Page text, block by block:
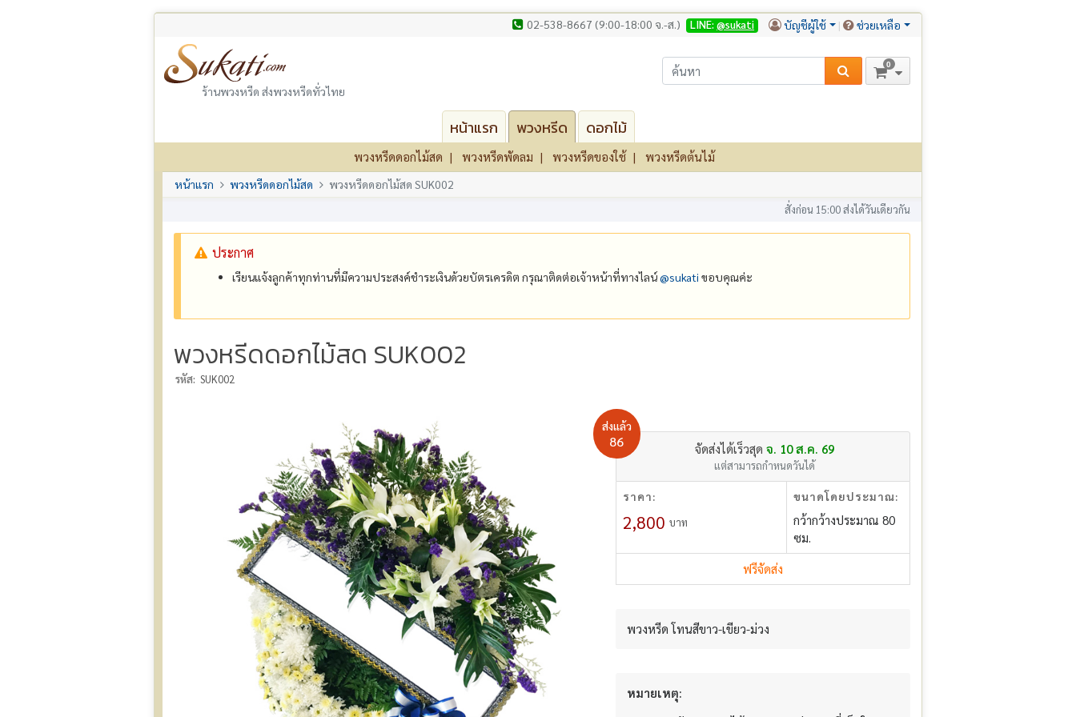
02-538-8667 (9:00-18:00 จ.-ส.) LINE:@sukati บัญชีผู้ใช้ ช่วยเหลือ
ร้านพวงหรีด ส่งพวงหรีดทั่วไทย
0
หน้าแรก พวงหรีด ดอกไม้
พวงหรีดดอกไม้สด พวงหรีดพัดลม พวงหรีดของใช้ พวงหรีดต้นไม้
หน้าแรก พวงหรีดดอกไม้สด พวงหรีดดอกไม้สด SUK002
สั่งก่อน 15:00 ส่งได้วันเดียวกัน
ประกาศ
เรียนแจ้งลูกค้าทุกท่านที่มีความประสงค์ชำระเงินด้วยบัตรเครดิต กรุณาติดต่อเจ้าหน้าที่ทางไลน์@‌sukati ขอบคุณค่ะ
พวงหรีดดอกไม้สด SUK002
รหัส: SUK002
ส่งแล้ว
86 จัดส่งได้เร็วสุดจ. 10 ส.ค. 69
แต่สามารถกำหนดวันได้
ราคา:
2,800 บาท
ขนาดโดยประมาณ:
กว้ากว้างประมาณ 80
ซม.
ฟรีจัดส่ง
พวงหรีด โทนสีขาว-เขียว-ม่วง
หมายเหตุ: